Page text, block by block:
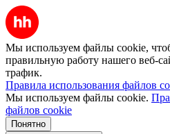
Мы используем файлы cookie,
правильную работу нашего веб-
трафик.
Правила использования файлов
Мы используем файлы cookie.
файлов cookie
Понятно